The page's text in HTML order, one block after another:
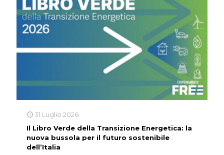
31 Luglio 2026
Il Libro Verde della Transizione Energetica: la
nuova bussola per il futuro sostenibile
dell’Italia